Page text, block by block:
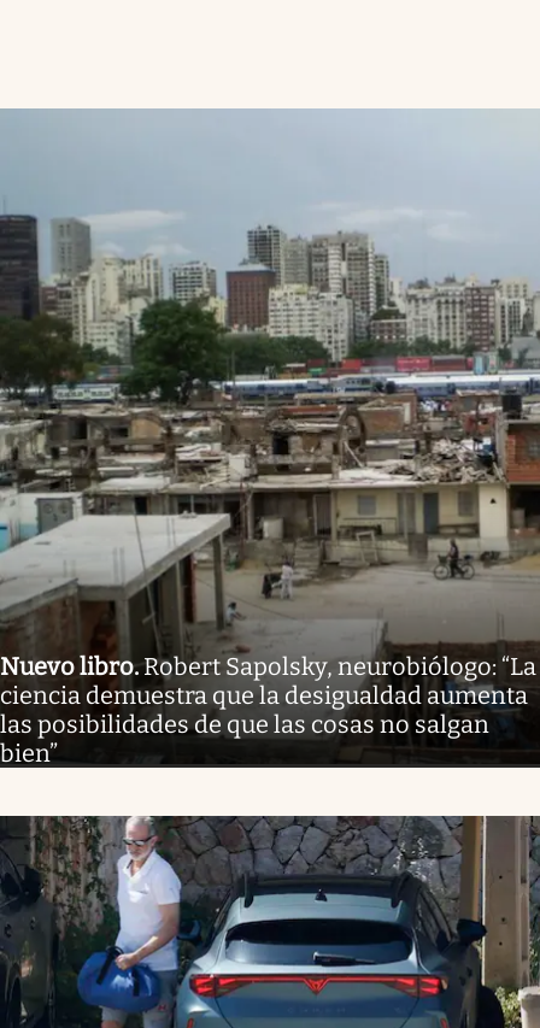
Nuevo libro.Robert Sapolsky, neurobiólogo: “La
ciencia demuestra que la desigualdad aumenta
las posibilidades de que las cosas no salgan
bien”